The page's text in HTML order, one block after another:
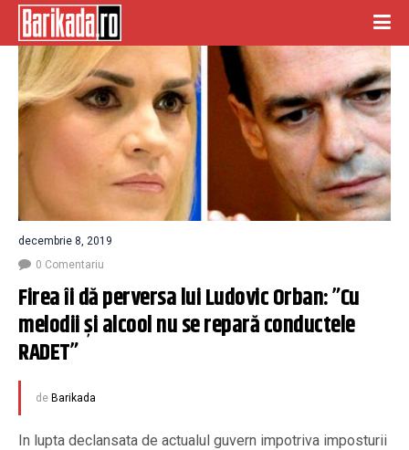
decembrie 8, 2019
0 Comentariu
Firea îi dă perversa lui Ludovic Orban: ”Cu
melodii și alcool nu se repară conductele
RADET”
de Barikada
In lupta declansata de actualul guvern impotriva imposturii